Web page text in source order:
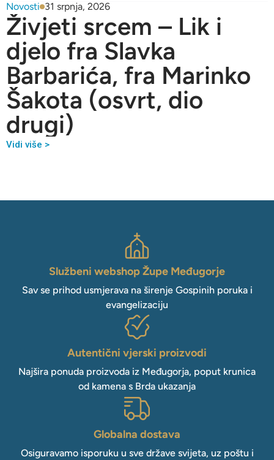
Novosti 31 srpnja, 2026
Živjeti srcem – Lik i
djelo fra Slavka
Barbarića, fra Marinko
Šakota (osvrt, dio
drugi)
Vidi više >
Službeni webshop Župe Međugorje
Sav se prihod usmjerava na širenje Gospinih poruka i
evangelizaciju
Autentični vjerski proizvodi
Najšira ponuda proizvoda iz Međugorja, poput krunica
od kamena s Brda ukazanja
Globalna dostava
Osiguravamo isporuku u sve države svijeta, uz poštu i